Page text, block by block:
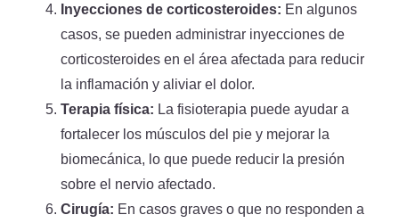
Inyecciones de corticosteroides: En algunos
casos, se pueden administrar inyecciones de
corticosteroides en el área afectada para reducir
la inflamación y aliviar el dolor.
Terapia física: La fisioterapia puede ayudar a
fortalecer los músculos del pie y mejorar la
biomecánica, lo que puede reducir la presión
sobre el nervio afectado.
Cirugía: En casos graves o que no responden a